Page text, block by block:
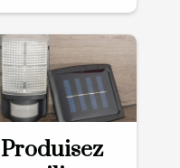
Produisez